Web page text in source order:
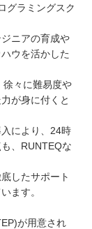
グラミングスク
ニアの育成や
ウを活かした
徐々に難易度や
が身に付くと
により、24時
、RUNTEQな
したサポート
ます。
が用意され